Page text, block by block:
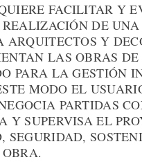
FACILITAR Y
DE
ARQUITECTOS Y
LAS OBRAS
PARA LA GESTIÓN
MODO EL
PARTIDAS
Y SUPERVISA EL